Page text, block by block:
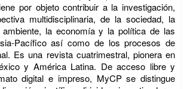
por objeto contribuir a la investigación,
multidisciplinaria, de la sociedad, la
la economía y la política de las
Pacífico así como de los procesos de
Es una revista cuatrimestral, pionera en
y América Latina. De acceso libre y
digital e impreso, MyCP se distingue